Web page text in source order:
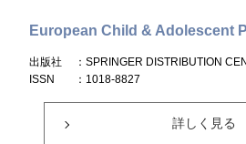
European Child & Adolescent
出版社
：SPRINGER DISTRIBUTION
ISSN
：1018-8827
詳しく見る